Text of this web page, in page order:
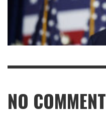
NO COMMENT